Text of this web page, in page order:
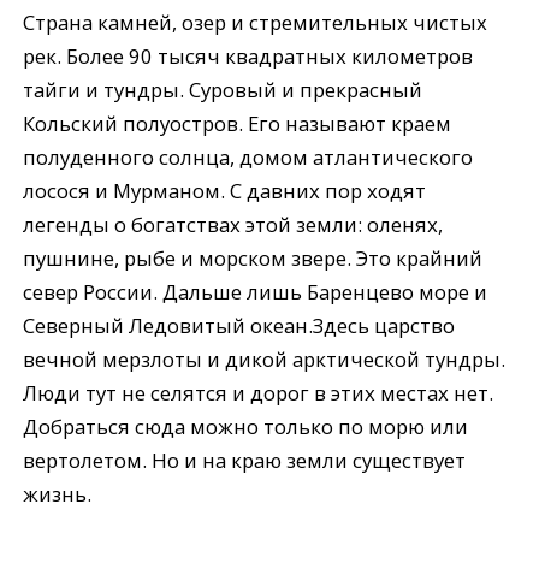
Страна камней, озер и стремительных чистых
рек. Более 90 тысяч квадратных километров
тайги и тундры. Суровый и прекрасный
Кольский полуостров. Его называют краем
полуденного солнца, домом атлантического
лосося и Мурманом. С давних пор ходят
легенды о богатствах этой земли: оленях,
пушнине, рыбе и морском звере. Это крайний
север России. Дальше лишь Баренцево море и
Северный Ледовитый океан.Здесь царство
вечной мерзлоты и дикой арктической тундры.
Люди тут не селятся и дорог в этих местах нет.
Добраться сюда можно только по морю или
вертолетом. Но и на краю земли существует
жизнь.